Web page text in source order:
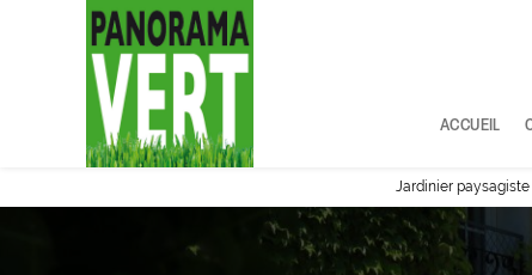
ACCUEIL
Jardinier
Panneau de gestion des cookies